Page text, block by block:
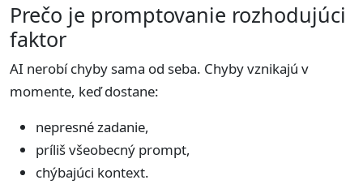
Prečo je promptovanie rozhodujúci
faktor
AI nerobí chyby sama od seba. Chyby vznikajú v
momente, keď dostane:
nepresné zadanie,
príliš všeobecný prompt,
chýbajúci kontext.